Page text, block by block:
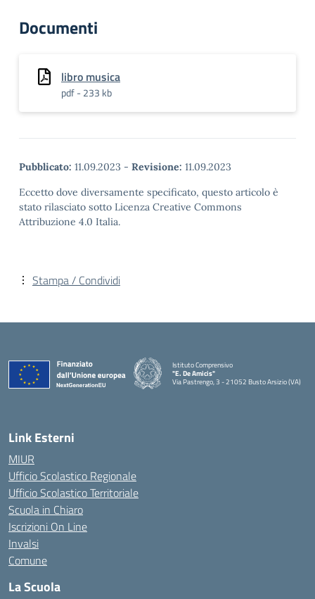
Documenti
libro musica
pdf - 233 kb
Pubblicato: 11.09.2023 - Revisione: 11.09.2023
Eccetto dove diversamente specificato, questo articolo è
stato rilasciato sotto Licenza Creative Commons
Attribuzione 4.0 Italia.
Stampa / Condividi
Istituto Comprensivo
"E. De Amicis"
Via Pastrengo, 3 - 21052 Busto Arsizio (VA)
Link Esterni
MIUR
Ufficio Scolastico Regionale
Ufficio Scolastico Territoriale
Scuola in Chiaro
Iscrizioni On Line
Invalsi
Comune
La Scuola